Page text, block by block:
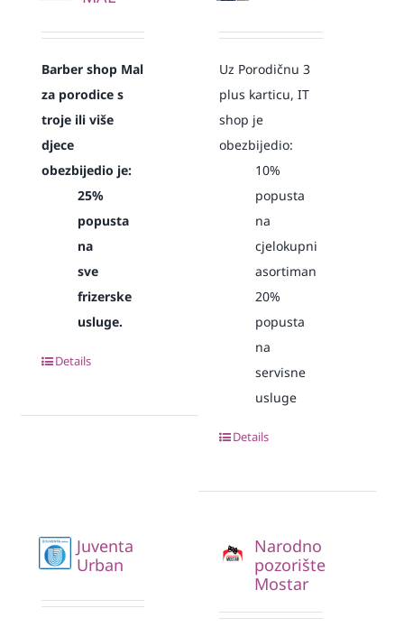
Barber shop Mal
za porodice s
troje ili više
djece
obezbijedio je:
25%
popusta
na
sve
frizerske
usluge.
Details
Uz Porodičnu 3
plus karticu, IT
shop je
obezbijedio:
10%
popusta
na
cjelokupni
asortiman
20%
popusta
na
servisne
usluge
Details
Juventa
Urban
Narodno
pozorište
Mostar